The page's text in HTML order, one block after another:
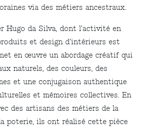
via des métiers ancestraux.
Hugo da Silva, dont l’activité en
et design d’intérieurs est
en œuvre un abordage créatif qui
naturels, des couleurs, des
et une conjugaison authentique
et mémoires collectives. En
des artisans des métiers de la
poterie, ils ont réalisé cette pièce